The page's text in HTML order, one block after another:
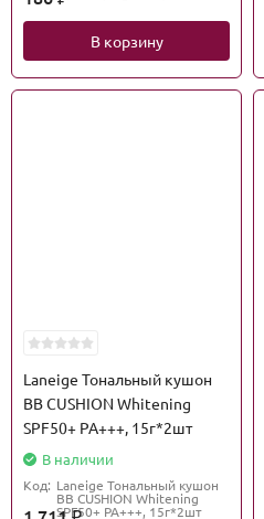
В корзину
Laneige Тональный кушон
BB CUSHION Whitening
SPF50+ PA+++, 15г*2шт
В наличии
Код: Laneige Тональный кушон
BB CUSHION Whitening
SPF50+ PA+++, 15г*2шт